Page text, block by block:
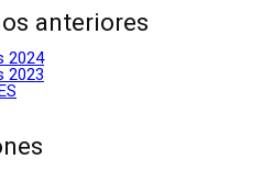
anteriores
2024
2023